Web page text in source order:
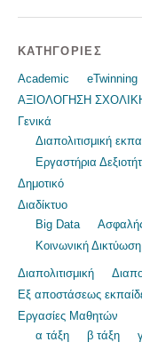
KΑΤΗΓΟΡΊΕΣ
Academic eTwinning
ΑΞΙΟΛΟΓΗΣΗ
Γενικά
Διαπολιτισμική
Εργαστήρια
Δημοτικό
Διαδίκτυο
Big Data
Κοινωνική Δικτύωση
Διαπολιτισμική
Εξ αποστάσεως
Εργασίες Μαθητών
α τάξη
β τάξη